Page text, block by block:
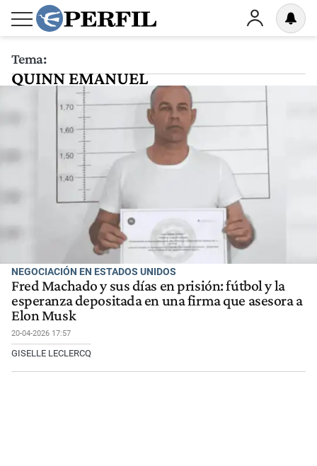
Tema:
QUINN EMANUEL
NEGOCIACIÓN EN ESTADOS UNIDOS
Fred Machado y sus días en prisión: fútbol y la
esperanza depositada en una firma que asesora a
Elon Musk
20-04-2026 17:57
GISELLE LECLERCQ